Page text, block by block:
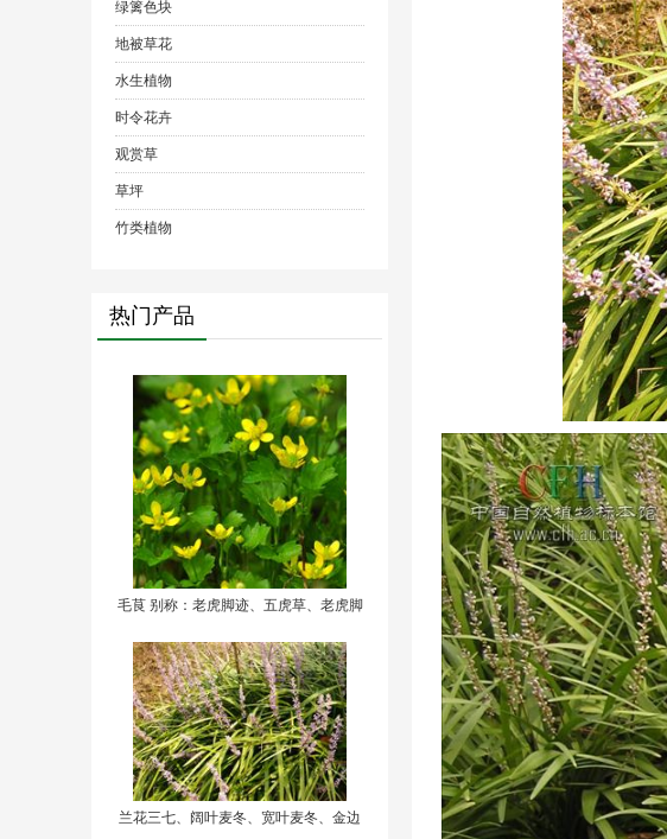
绿篱色块
地被草花
水生植物
时令花卉
观赏草
草坪
竹类植物
热门产品
毛茛 别称：老虎脚迹、五虎草、老虎脚
兰花三七、阔叶麦冬、宽叶麦冬、金边